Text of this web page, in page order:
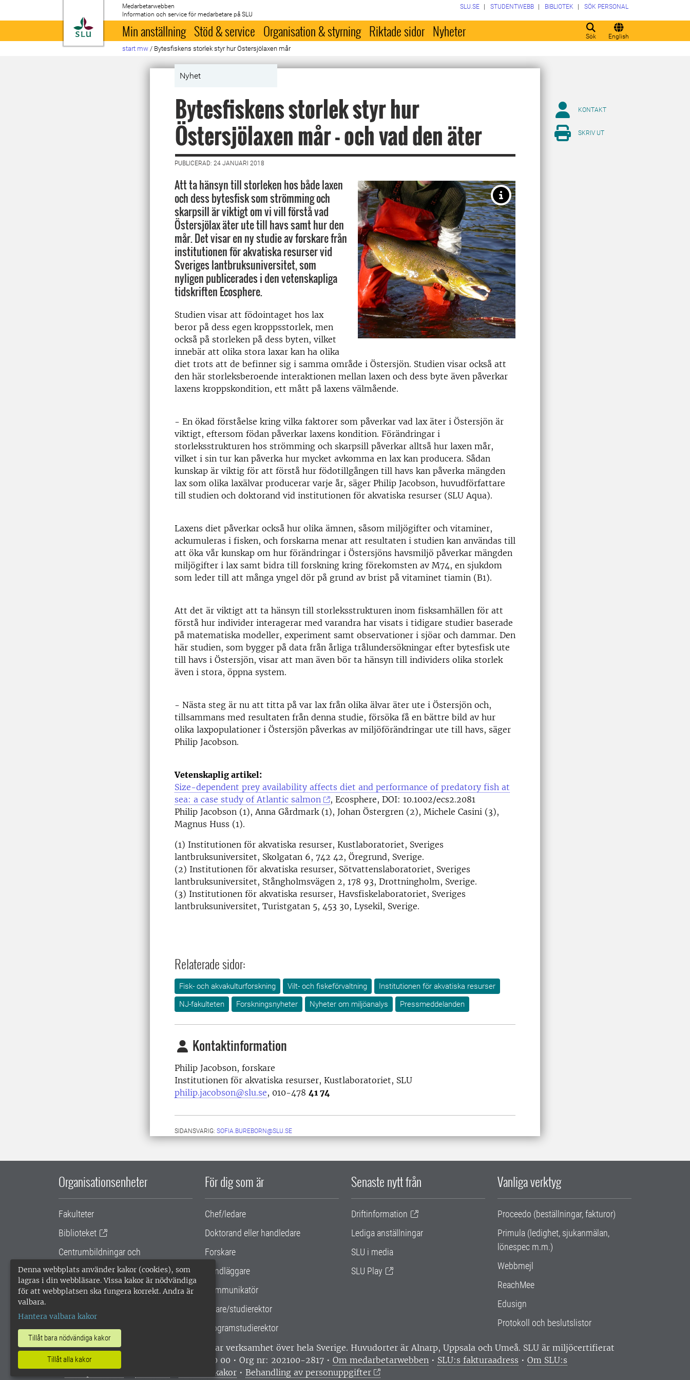
Denna webbplats använder kakor (cookies), som
lagras i din webbläsare. Vissa kakor är nödvändiga
för att webbplatsen ska fungera korrekt. Andra är
valbara.
Hantera valbara kakor
Tillåt bara nödvändiga kakor
Tillåt alla kakor
Till startsida
Medarbetarwebben
Information och service för medarbetare på SLU
Sök English
SLU.SE STUDENTWEBB BIBLIOTEK SÖK PERSONAL
Min anställning Stöd & service Organisation & styrning Riktade sidor Nyheter
start mw / Bytesfiskens storlek styr hur Östersjölaxen mår
Nyhet
Bytesfiskens storlek styr hur
Östersjölaxen mår - och vad den äter
PUBLICERAD: 24 JANUARI 2018
Att ta hänsyn till storleken hos både laxen
och dess bytesfisk som strömming och
skarpsill är viktigt om vi vill förstå vad
Östersjölax äter ute till havs samt hur den
mår. Det visar en ny studie av forskare från
institutionen för akvatiska resurser vid
Sveriges lantbruksuniversitet, som
nyligen publicerades i den vetenskapliga
tidskriften Ecosphere.
Studien visar att födointaget hos lax
beror på dess egen kroppsstorlek, men
också på storleken på dess byten, vilket
innebär att olika stora laxar kan ha olika
diet trots att de befinner sig i samma område i Östersjön. Studien visar också att
den här storleksberoende interaktionen mellan laxen och dess byte även påverkar
laxens kroppskondition, ett mått på laxens välmående.
- En ökad förståelse kring vilka faktorer som påverkar vad lax äter i Östersjön är
viktigt, eftersom födan påverkar laxens kondition. Förändringar i
storleksstrukturen hos strömming och skarpsill påverkar alltså hur laxen mår,
vilket i sin tur kan påverka hur mycket avkomma en lax kan producera. Sådan
kunskap är viktig för att förstå hur födotillgången till havs kan påverka mängden
lax som olika laxälvar producerar varje år, säger Philip Jacobson, huvudförfattare
till studien och doktorand vid institutionen för akvatiska resurser (SLU Aqua).
Laxens diet påverkar också hur olika ämnen, såsom miljögifter och vitaminer,
ackumuleras i fisken, och forskarna menar att resultaten i studien kan användas till
att öka vår kunskap om hur förändringar i Östersjöns havsmiljö påverkar mängden
miljögifter i lax samt bidra till forskning kring förekomsten av M74, en sjukdom
som leder till att många yngel dör på grund av brist på vitaminet tiamin (B1).
Att det är viktigt att ta hänsyn till storleksstrukturen inom fisksamhällen för att
förstå hur individer interagerar med varandra har visats i tidigare studier baserade
på matematiska modeller, experiment samt observationer i sjöar och dammar. Den
här studien, som bygger på data från årliga trålundersökningar efter bytesfisk ute
till havs i Östersjön, visar att man även bör ta hänsyn till individers olika storlek
även i stora, öppna system.
- Nästa steg är nu att titta på var lax från olika älvar äter ute i Östersjön och,
tillsammans med resultaten från denna studie, försöka få en bättre bild av hur
olika laxpopulationer i Östersjön påverkas av miljöförändringar ute till havs, säger
Philip Jacobson.
Vetenskaplig artikel:
Size-dependent prey availability affects diet and performance of predatory fish at
sea: a case study of Atlantic salmon
, Ecosphere, DOI: 10.1002/ecs2.2081
Philip Jacobson (1), Anna Gårdmark (1), Johan Östergren (2), Michele Casini (3),
Magnus Huss (1).
(1) Institutionen för akvatiska resurser, Kustlaboratoriet, Sveriges
lantbruksuniversitet, Skolgatan 6, 742 42, Öregrund, Sverige.
(2) Institutionen för akvatiska resurser, Sötvattenslaboratoriet, Sveriges
lantbruksuniversitet, Stångholmsvägen 2, 178 93, Drottningholm, Sverige.
(3) Institutionen för akvatiska resurser, Havsfiskelaboratoriet, Sveriges
lantbruksuniversitet, Turistgatan 5, 453 30, Lysekil, Sverige.
Relaterade sidor:
Fisk- och akvakulturforskning Vilt- och fiskeförvaltning
Institutionen för akvatiska resurser
NJ-fakulteten
Forskningsnyheter Nyheter om miljöanalys Pressmeddelanden
Kontaktinformation
Philip Jacobson, forskare
Institutionen för akvatiska resurser, Kustlaboratoriet, SLU
philip.jacobson@slu.se, 010-478 41 74
SIDANSVARIG: SOFIA.BUREBORN@SLU.SE
KONTAKT
SKRIV UT
Organisationsenheter
Fakulteter
Biblioteket
Centrumbildningar och
samarbetsprojekt
Gemensamma verksamhetsstödet
För dig som är
Chef/ledare
Doktorand eller handledare
Forskare
Handläggare
Kommunikatör
Lärare/studierektor
Programstudierektor
Senaste nytt från
Driftinformation
Lediga anställningar
SLU i media
SLU Play
Vanliga verktyg
Proceedo (beställningar, fakturor)
Primula (ledighet, sjukanmälan,
lönespec m.m.)
Webbmejl
ReachMee
Edusign
Protokoll och beslutslistor
SLU, Sveriges lantbruksuniversitet, har verksamhet över hela Sverige. Huvudorter är Alnarp, Uppsala och Umeå. SLU är miljöcertifierat
enligt ISO 14001. •
Telefon: 018-67 10 00 • Org nr: 202100-2817 • Om medarbetarwebben • SLU:s fakturaadress • Om SLU:s
webbplatser
Hantera kakor •Behandling av personuppgifter